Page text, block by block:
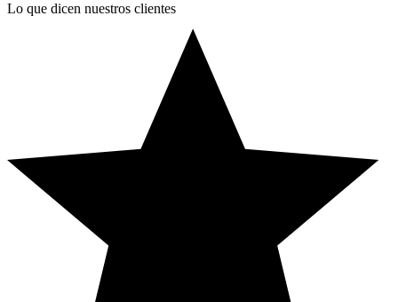
Lo que dicen nuestros clientes